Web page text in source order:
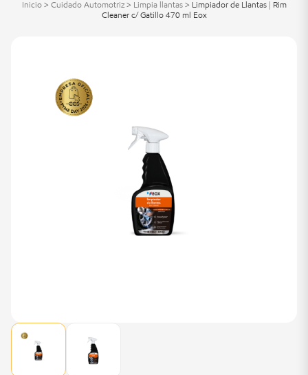
Inicio > Cuidado Automotriz > Limpia llantas > Limpiador de Llantas | Rim
Cleaner c/ Gatillo 470 ml Eox